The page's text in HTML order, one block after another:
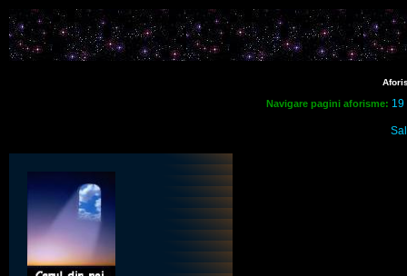
Navigare pagini aforisme: 19